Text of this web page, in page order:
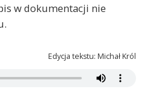
w dokumentacji nie
Edycja tekstu: Michał Król